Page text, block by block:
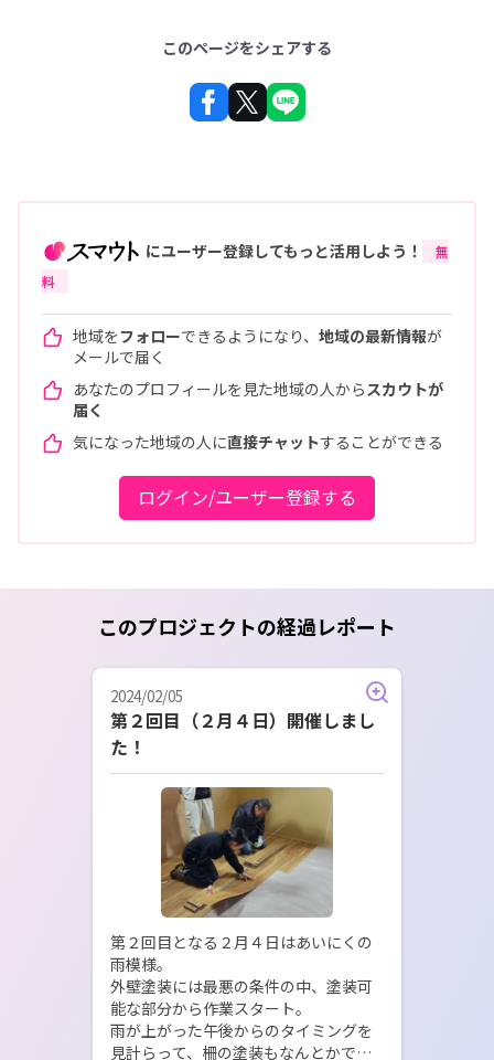
このページをシェアする
にユーザー登録してもっと活用しよう！
無
料
地域をフォローできるようになり、 地域の最新情報が
メールで届く
あなたのプロフィールを見た地域の人から スカウトが
届く
気になった地域の人に直接チャットすることができる
ログイン/ユーザー登録する
このプロジェクトの経過レポート
2024/02/05
第２回目（２月４日）開催しまし
た！
第２回目となる２月４日はあいにくの
雨模様。
外壁塗装には最悪の条件の中、塗装可
能な部分から作業スタート。
雨が上がった午後からのタイミングを
見計らって、柵の塗装もなんとかでき